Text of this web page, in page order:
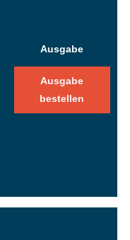
Ausgabe
Ausgabe
bestellen